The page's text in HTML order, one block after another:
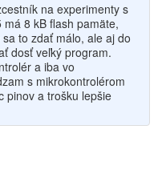
na experimenty s
8 kB flash pamäte,
to zdať málo, ale aj do
dosť veľký program.
a iba vo
s mikrokontrolérom
pinov a trošku lepšie